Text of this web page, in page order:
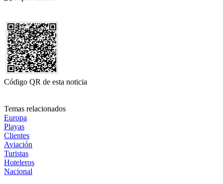
Código QR de esta noticia
Temas relacionados
Europa
Playas
Clientes
Aviación
Turistas
Hoteleros
Nacional